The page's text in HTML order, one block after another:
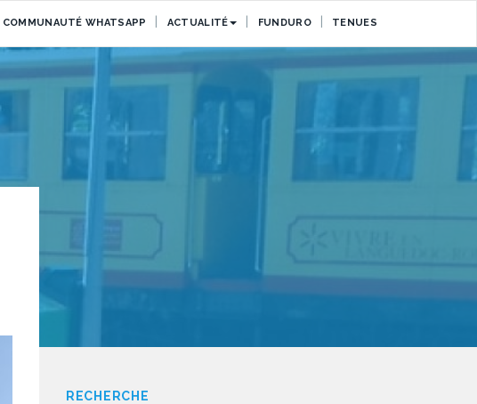
COMMUNAUTÉ WHATSAPP ACTUALITÉ FUNDURO TENUES
RECHERCHE